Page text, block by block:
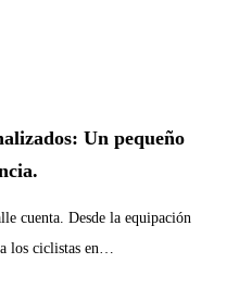
Un pequeño
cuenta. Desde la equipación
a los ciclistas en…